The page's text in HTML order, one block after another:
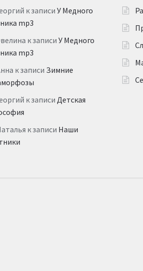
к записи У Медного
mp3
к записи У Медного
mp3
к записи Зимние
к записи Детская
к записи Наши